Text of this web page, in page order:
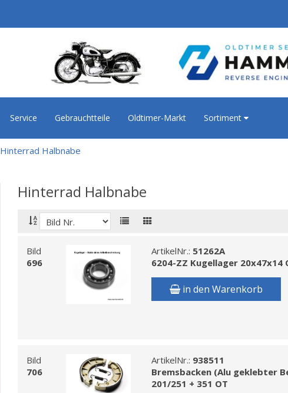
Service Gebrauchtteile Oldtimer-Markt Sortiment
Hinterrad Halbnabe
Hinterrad Halbnabe
Bild
696
ArtikelNr.: 51262A
6204-ZZ Kugellager 20x47x14
in den Warenkorb
Bild
706
ArtikelNr.: 938511
Bremsbacken (Alu geklebter
201/251 + 351 OT